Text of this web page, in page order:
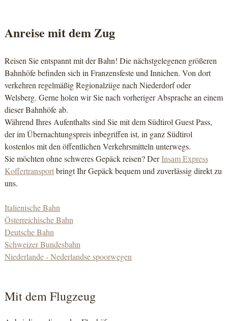
Anreise mit dem Zug
Reisen Sie entspannt mit der Bahn! Die nächstgelegenen größeren
Bahnhöfe befinden sich in Franzensfeste und Innichen. Von dort
verkehren regelmäßig Regionalzüge nach Niederdorf oder
Welsberg. Gerne holen wir Sie nach vorheriger Absprache an einem
dieser Bahnhöfe ab.
Während Ihres Aufenthalts sind Sie mit dem Südtirol Guest Pass,
der im Übernachtungspreis inbegriffen ist, in ganz Südtirol
kostenlos mit den öffentlichen Verkehrsmitteln unterwegs.
Sie möchten ohne schweres Gepäck reisen? DerInsam Express
Koffertransportbringt Ihr Gepäck bequem und zuverlässig direkt zu
uns.
Italienische Bahn
Österreichische Bahn
Deutsche Bahn
Schweizer Bundesbahn
Niederlande - Nederlandse spoorwegen
Mit dem Flugzeug